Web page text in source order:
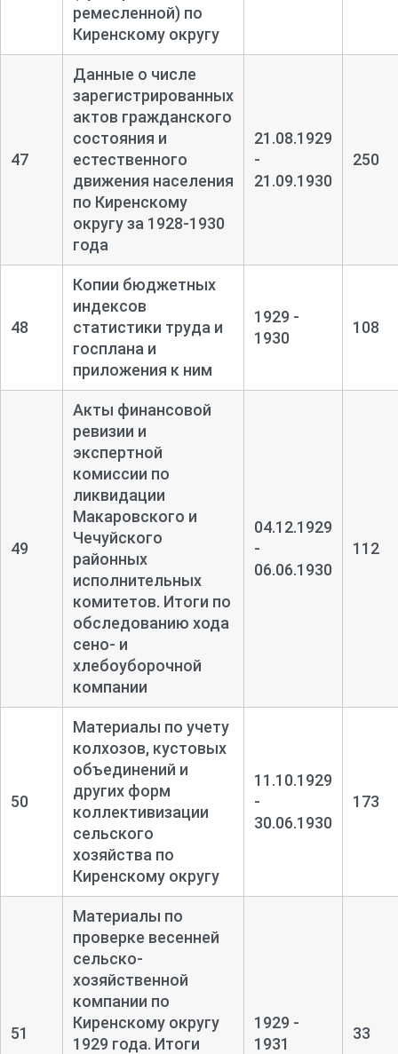
ремесленной) по
Киренскому округу
47
Данные о числе
зарегистрированных
актов гражданского
состояния и
естественного
движения населения
по Киренскому
округу за 1928-1930
года
21.08.1929
-
21.09.1930
250
48
Копии бюджетных
индексов
статистики труда и
госплана и
приложения к ним
1929 -
1930
108
49
Акты финансовой
ревизии и
экспертной
комиссии по
ликвидации
Макаровского и
Чечуйского
районных
исполнительных
комитетов. Итоги по
обследованию хода
сено- и
хлебоуборочной
компании
04.12.1929
-
06.06.1930
112
50
Материалы по учету
колхозов, кустовых
объединений и
других форм
коллективизации
сельского
хозяйства по
Киренскому округу
11.10.1929
-
30.06.1930
173
51
Материалы по
проверке весенней
сельско-
хозяйственной
компании по
Киренскому округу
1929 года. Итоги
1929 -
1931
33